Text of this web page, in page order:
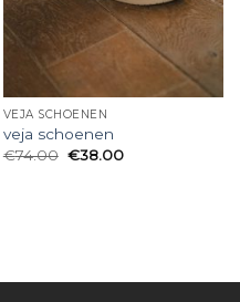
VEJA SCHOENEN
veja schoenen
€74.00 €38.00